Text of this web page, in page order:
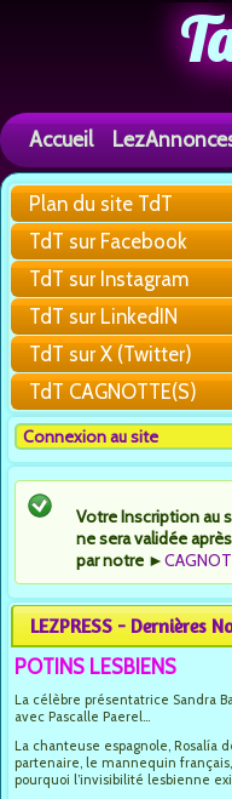
Accueil
Plan du site TdT
TdT sur Facebook
TdT sur Instagram
TdT sur LinkedIN
TdT sur X (Twitter)
TdT CAGNOTTE(S)
Connexion au site
Votre Inscription au
ne sera validée
par notre ►
LEZPRESS -
POTINS LESBIENS
La célèbre présentatrice Sandra
avec Pascalle Paerel...
La chanteuse espagnole, Rosalía
partenaire, le mannequin
pourquoi l’invisibilité lesbienne